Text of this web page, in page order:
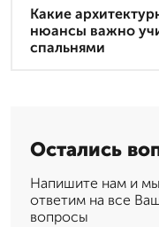
Какие
нюансы важно
спальнями
Остались
Напишите нам и мы
ответим на все
вопросы